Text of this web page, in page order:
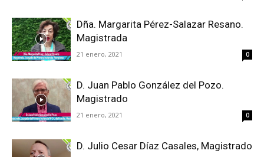
Dña. Margarita Pérez-Salazar Resano.
Magistrada
21 enero, 2021 0
D. Juan Pablo González del Pozo.
Magistrado
21 enero, 2021 0
D. Julio Cesar Díaz Casales, Magistrado